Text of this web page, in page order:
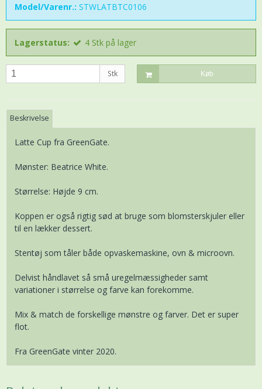
Model/Varenr.: STWLATBTC0106
Lagerstatus: 4 Stk på lager
Stk Køb
Beskrivelse
Latte Cup fra GreenGate.
Mønster: Beatrice White.
Størrelse: Højde 9 cm.
Koppen er også rigtig sød at bruge som blomsterskjuler eller
til en lækker dessert.
Stentøj som tåler både opvaskemaskine, ovn & microovn.
Delvist håndlavet så små uregelmæssigheder samt
variationer i størrelse og farve kan forekomme.
Mix & match de forskellige mønstre og farver. Det er super
flot.
Fra GreenGate vinter 2020.